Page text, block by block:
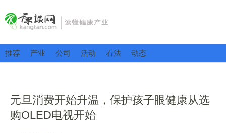
推荐 产业 公司 活动 看法 动态
元旦消费开始升温，保护孩子眼健康从选
购OLED电视开始